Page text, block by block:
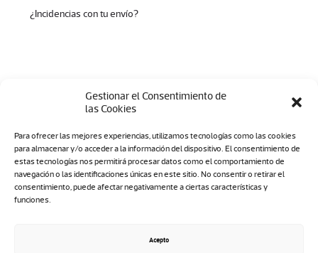
Gestionar el Consentimiento de
las Cookies
Para ofrecer las mejores experiencias, utilizamos tecnologías como las cookies
para almacenar y/o acceder a la información del dispositivo. El consentimiento de
estas tecnologías nos permitirá procesar datos como el comportamiento de
navegación o las identificaciones únicas en este sitio. No consentir o retirar el
consentimiento, puede afectar negativamente a ciertas características y
funciones.
Acepto
¿Incidencias con tu envío?
Aviso legal